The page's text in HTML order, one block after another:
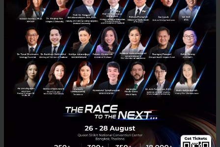
ไขรหัสบล็อกเชน ผ่านหลักสูตร 'Geeks on the Block
(Chain)'
ไขความลับหลักสูตร 'บล็อกเชน' หนึ่งเดียวของไทย ที่เน้นผลิตบุคคลากร
สาย 'บล็อกเชน' ผ่านสถาบัน DPU X โดย มหาวิทยาลัยธุรกิจบัณฑิตย์ ภายใต้
หลักสูตร 'Geeks on the Block (Chain)' ด้วยการดึ...
พฤษภาคม 13, 2019| ByTechsauce Team
144